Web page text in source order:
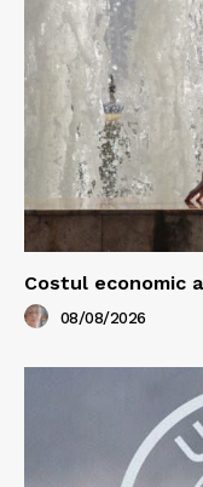
Costul economic
08/08/2026